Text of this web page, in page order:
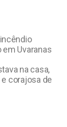
Uvaranas
na casa,
corajosa de